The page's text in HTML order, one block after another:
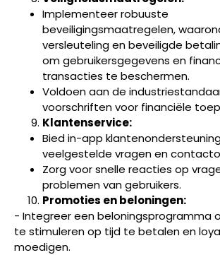
Implementeer robuuste
beveiligingsmaatregelen,
versleuteling en beveiligde
om gebruikersgegevens en
transacties te beschermen.
Voldoen aan de
voorschriften voor financiële
Klantenservice:
Bied in-app
veelgestelde vragen en
Zorg voor snelle reacties op
problemen van gebruikers.
Promoties en beloningen:
- Integreer een beloningsprogramma
te stimuleren op tijd te betalen en
moedigen.